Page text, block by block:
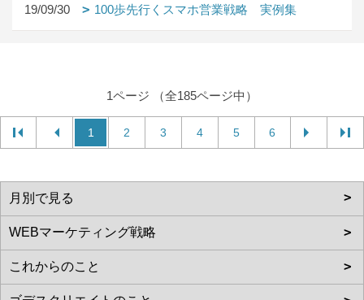
19/09/30 100歩先行くスマホ営業戦略 実例集
1ページ （全185ページ中）
1 2 3 4 5 6